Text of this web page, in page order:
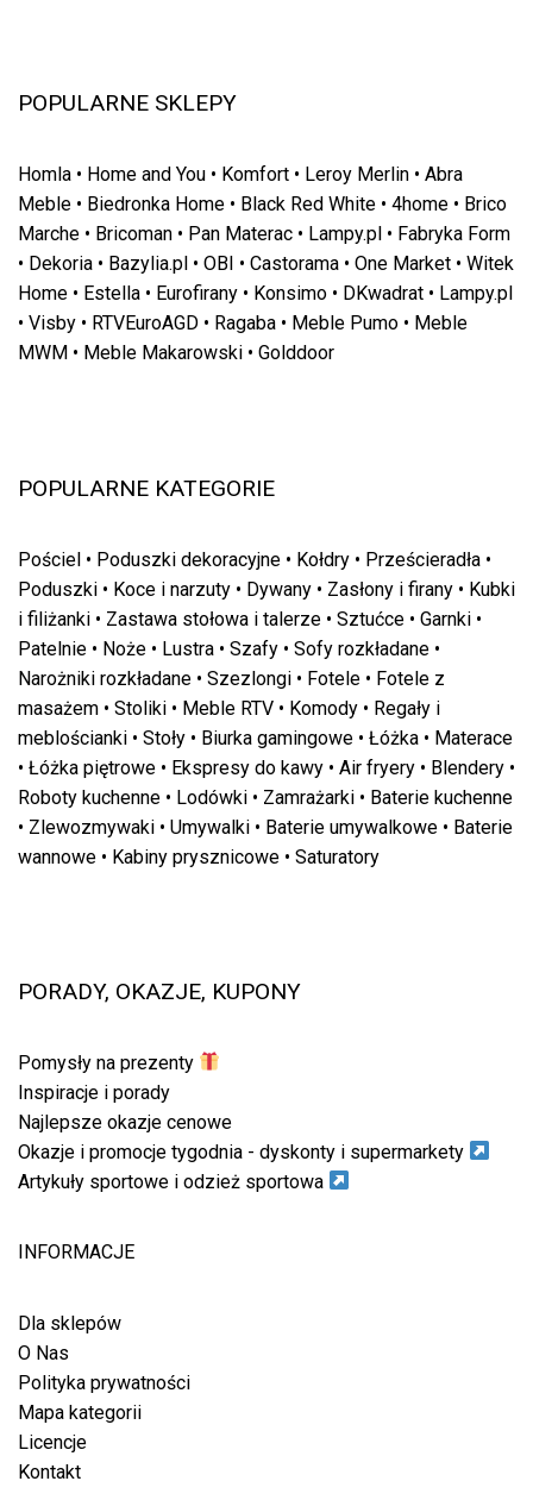
POPULARNE SKLEPY
Homla • Home and You • Komfort • Leroy Merlin • Abra
Meble • Biedronka Home • Black Red White • 4home • Brico
Marche • Bricoman • Pan Materac • Lampy.pl • Fabryka Form
• Dekoria • Bazylia.pl • OBI • Castorama • One Market • Witek
Home • Estella • Eurofirany • Konsimo • DKwadrat • Lampy.pl
• Visby • RTVEuroAGD • Ragaba • Meble Pumo • Meble
MWM • Meble Makarowski • Golddoor
POPULARNE KATEGORIE
Pościel • Poduszki dekoracyjne • Kołdry • Prześcieradła •
Poduszki • Koce i narzuty • Dywany • Zasłony i firany • Kubki
i filiżanki • Zastawa stołowa i talerze • Sztućce • Garnki •
Patelnie • Noże • Lustra • Szafy • Sofy rozkładane •
Narożniki rozkładane • Szezlongi • Fotele • Fotele z
masażem • Stoliki • Meble RTV • Komody • Regały i
meblościanki • Stoły • Biurka gamingowe • Łóżka • Materace
• Łóżka piętrowe • Ekspresy do kawy • Air fryery • Blendery •
Roboty kuchenne • Lodówki • Zamrażarki • Baterie kuchenne
• Zlewozmywaki • Umywalki • Baterie umywalkowe • Baterie
wannowe • Kabiny prysznicowe • Saturatory
PORADY, OKAZJE, KUPONY
Pomysły na prezenty
Inspiracje i porady
Najlepsze okazje cenowe
Okazje i promocje tygodnia - dyskonty i supermarkety
Artykuły sportowe i odzież sportowa
INFORMACJE
Dla sklepów
O Nas
Polityka prywatności
Mapa kategorii
Licencje
Kontakt